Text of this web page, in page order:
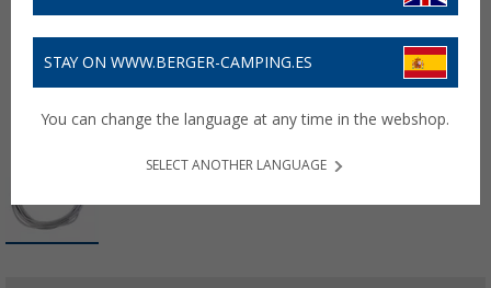
STAY ON WWW.BERGER-CAMPING.ES
You can change the language at any time in the webshop.
SELECT ANOTHER LANGUAGE